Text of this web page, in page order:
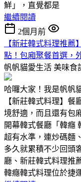
鮮」，直覺都是
繼續閱讀
2個月前
【新莊韓式料理推
點！包廂聚餐首選，
帆帆貓愛生活 美味食
哈囉大家！我是帆帆
【新莊韓式料理】
境舒適，而且還有包
開幕韓式餐廳「韓癮
超有水準，連炒碼麵
多久就累積不少回頭
廳、新莊韓式料理推
韓癮韓式料理位於捷